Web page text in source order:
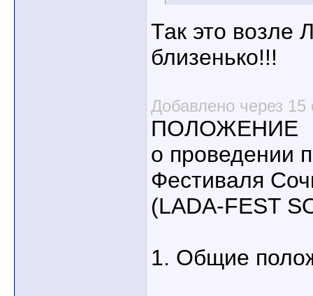
Так это возле
близенько!!!
Добавлено через 15
ПОЛОЖЕНИЕ
о проведении
Фестиваля
(LADA-FEST
1. Общие